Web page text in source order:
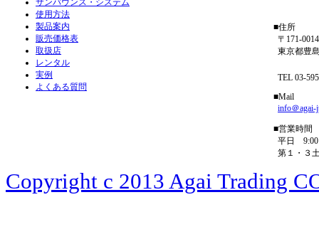
サンバウンス・システム
使用方法
製品案内
販売価格表
取扱店
レンタル
実例
よくある質問
■住所
〒171-0014
東京都豊
TEL 03-
■Mail
info＠agai-
■営業時間
平日 9:00
第１・３
Copyright c 2013 Agai Trading